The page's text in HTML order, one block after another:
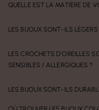
QUELLE EST LA MATIÈRE DE
LES BIJOUX SONT-ILS
LES CROCHETS D'OREILLES
SENSIBLES / ALLERGIQUES ?
LES BIJOUX SONT-ILS